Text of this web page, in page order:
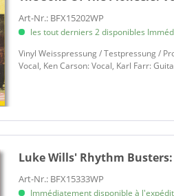
Art-Nr.: BFX15202WP
les tout derniers 2 disponibles
Vinyl Weisspressung / Testpressung /
Vocal, Ken Carson: Vocal, Karl Farr:
Luke Wills' Rhythm Busters:
Art-Nr.: BFX15333WP
Immédiatement disponible à